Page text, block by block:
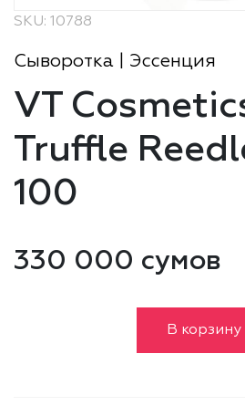
SKU: 10788
Сыворотка | Эссенция
VT
Truffle
100
330 000 сумов
В корзину